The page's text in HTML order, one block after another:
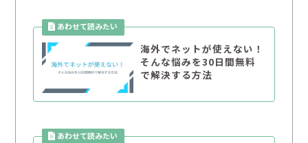
海外でネットが使えない！
そんな悩みを30日間無料
で解決する方法